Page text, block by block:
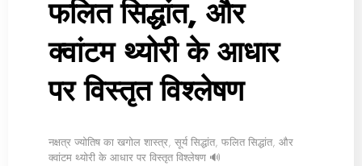
फलित सिद्धांत, और
क्वांटम थ्योरी के आधार
पर विस्तृत विश्लेषण
नक्षत्र ज्योतिष का खगोल शास्त्र, सूर्य सिद्धांत, फलित सिद्धांत, और
क्वांटम थ्योरी के आधार पर विस्तृत विश्लेषण 🔊